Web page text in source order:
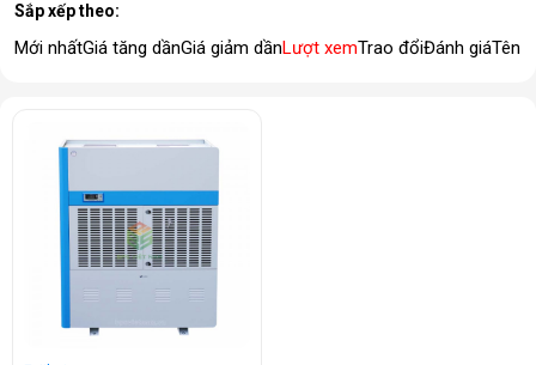
Sắp xếp theo:
Mới nhấtGiá tăng dầnGiá giảm dầnLượt xemTrao đổiĐánh giáTên